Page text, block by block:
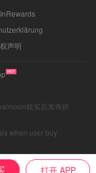
打开 APP
InRewards
声明
核实后发布折
when user buy